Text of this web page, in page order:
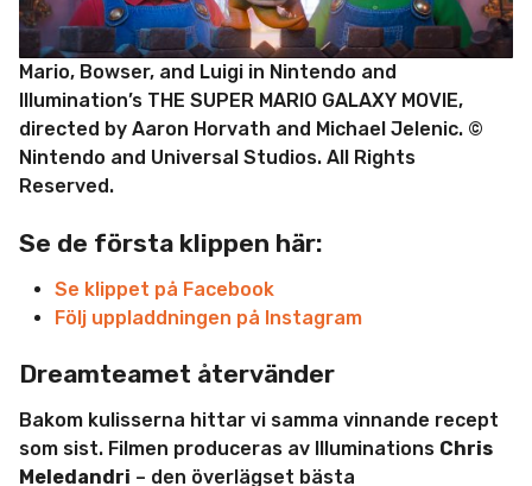
Mario, Bowser, and Luigi in Nintendo and
Illumination’s THE SUPER MARIO GALAXY MOVIE,
directed by Aaron Horvath and Michael Jelenic. ©
Nintendo and Universal Studios. All Rights
Reserved.
Se de första klippen här:
Se klippet på Facebook
Följ uppladdningen på Instagram
Dreamteamet återvänder
Bakom kulisserna hittar vi samma vinnande recept
som sist. Filmen produceras av Illuminations Chris
Meledandri – den överlägset bästa